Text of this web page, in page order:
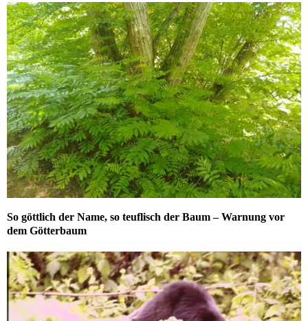
So göttlich der Name, so teuflisch der Baum – Warnung vor
dem Götterbaum